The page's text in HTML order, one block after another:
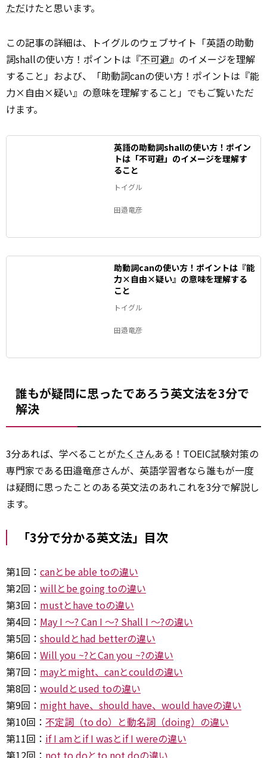
ただけたと思います。
この記事の詳細は、トイグルのウェブサイト「英語の助動
詞shallの使い方！ポイントは『不可避』のイメージを理解
すること」および、「助動詞canの使い方！ポイントは『能
力×自由×疑い』の意味を理解すること」でもご覧いただ
けます。
英語の助動詞shallの使い方！ポイン
トは「不可避」のイメージを理解す
ること
トイグル
田邉竜彦
助動詞canの使い方！ポイントは『能
力×自由×疑い』の意味を理解する
こと
トイグル
田邉竜彦
誰もが疑問に思ったであろう英文法を3分で
解決
3分あれば、学べることがたくさんある！TOEIC試験対策の
専門家である田邉竜彦さんが、英語学習者なら誰もが一度
は疑問に思ったことのある英文法のあれこれを3分で解説し
ます。
「3分で分かる英文法」目次
第1回： canとbe able toの違い
第2回： willとbe going toの違い
第3回： mustとhave toの違い
第4回： May I ～? Can I ～? Shall I ～?の違い
第5回： shouldとhad betterの違い
第6回： Will you ~?とCan you ~?の違い
第7回： mayとmight、canとcouldの違い
第8回： wouldとused toの違い
第9回： might have、should have、would haveの違い
第10回： 不定詞（to do）と動名詞（doing）の違い
第11回： if I amとif I wasとif I wereの違い
第12回： not to doとto not doの違い